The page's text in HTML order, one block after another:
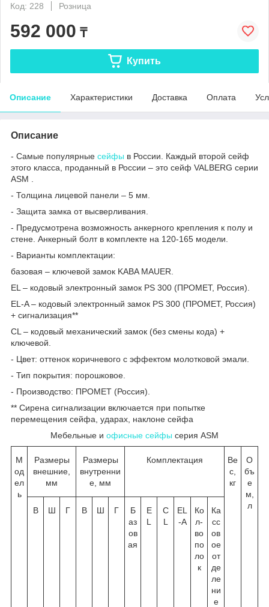
Код: 228
Розница
592 000 ₸
Купить
Описание Характеристики Доставка Оплата
Описание
- Самые популярные сейфы в России. Каждый второй сейф
этого класса, проданный в России – это сейф VALBERG серии
ASM .
- Толщина лицевой панели – 5 мм.
- Защита замка от высверливания.
- Предусмотрена возможность анкерного крепления к полу и
стене. Анкерный болт в комплекте на 120-165 модели.
- Варианты комплектации:
базовая – ключевой замок KABA MAUER.
EL – кодовый электронный замок PS 300 (ПРОМЕТ, Россия).
EL-A – кодовый электронный замок PS 300 (ПРОМЕТ, Россия)
+ сигнализация**
CL – кодовый механический замок (без смены кода) +
ключевой.
- Цвет: оттенок коричневого с эффектом молотковой эмали.
- Тип покрытия: порошковое.
- Производство: ПРОМЕТ (Россия).
** Сирена сигнализации включается при попытке
перемещения сейфа, ударах, наклоне сейфа
Мебельные и офисные сейфы серия ASM
М
од
ел
ь
Размеры
внешние,
мм
Размеры
внутренни
е, мм
Комплектация
Ве
с,
кг
О
бъ
е
м,
л
В Ш Г В Ш Г
Б
аз
ов
ая
E
L
C
L
EL
-A
Ко
л-
во
по
ло
к
Ка
сс
ов
ое
от
де
ле
ни
е